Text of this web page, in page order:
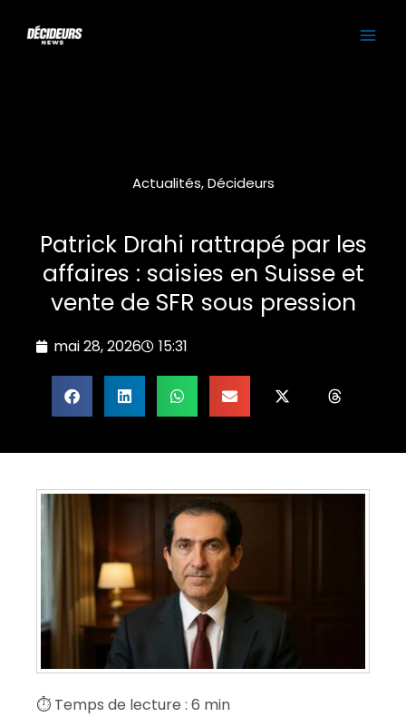
Actualités,Décideurs
Patrick Drahi rattrapé par les
affaires : saisies en Suisse et
vente de SFR sous pression
mai 28, 2026 15:31
⏱ Temps de lecture : 6 min